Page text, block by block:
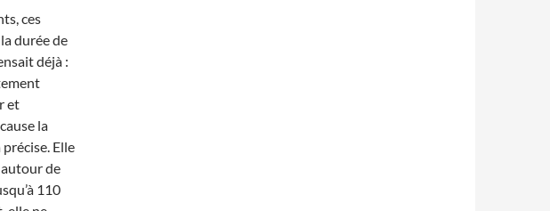
ces
durée de
déjà :
et
la
Elle
de
110